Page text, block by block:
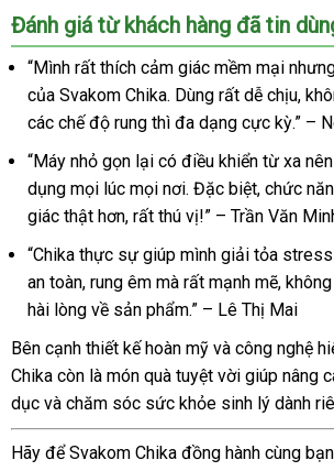
Chika
rung
điểm
G
âm
sưởi
ấm
kích
Dương
vật
giả
Svakom
Chika
rung
điểm
G
âm
vật
sưởi
ấm
kích
Đánh giá từ khách hàng đã tin
“Mình rất thích cảm giác mềm mại
của Svakom Chika. Dùng rất dễ chịu,
các chế độ rung thì đa dạng cực kỳ.” –
“Máy nhỏ gọn lại có điều khiển từ xa
dụng mọi lúc mọi nơi. Đặc biệt, chức
giác thật hơn, rất thú vị!” – Trần Văn
“Chika thực sự giúp mình giải tỏa
an toàn, rung êm mà rất mạnh mẽ,
hài lòng về sản phẩm.” – Lê Thị Mai
Bên cạnh thiết kế hoàn mỹ và công nghệ
Chika còn là món quà tuyệt vời giúp nâng
dục và chăm sóc sức khỏe sinh lý dành
Hãy để Svakom Chika đồng hành cùng